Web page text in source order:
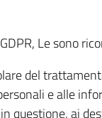
Le sono
del
e alle
questione, ai